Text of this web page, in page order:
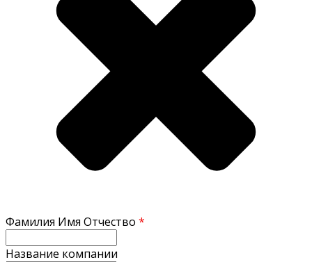
Фамилия Имя Отчество *
Название компании